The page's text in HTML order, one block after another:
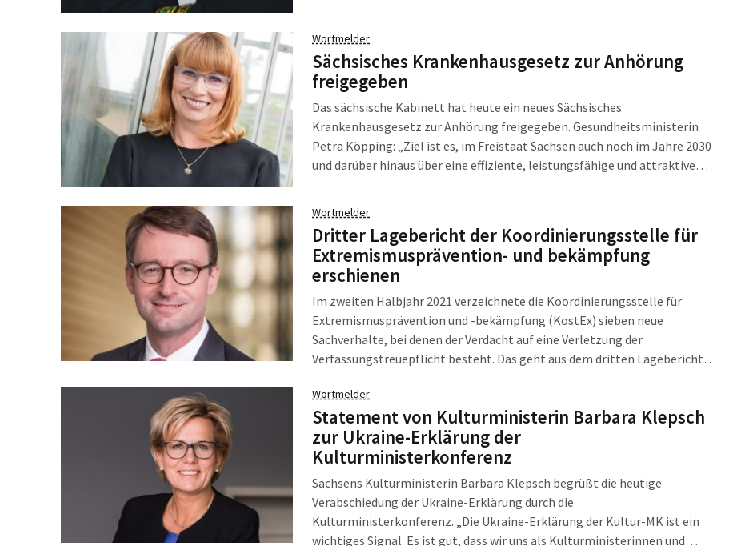
Wortmelder
Sächsisches Krankenhausgesetz zur Anhörung
freigegeben
Das sächsische Kabinett hat heute ein neues Sächsisches
Krankenhausgesetz zur Anhörung freigegeben. Gesundheitsministerin
Petra Köpping: „Ziel ist es, im Freistaat Sachsen auch noch im Jahre 2030
und darüber hinaus über eine effiziente, leistungsfähige und attraktive
Patienten bietet. Wir wollen, […]
Wortmelder
Dritter Lagebericht der Koordinierungsstelle für
Extremismusprävention- und bekämpfung
erschienen
Im zweiten Halbjahr 2021 verzeichnete die Koordinierungsstelle für
Extremismusprävention und -bekämpfung (KostEx) sieben neue
Sachverhalte, bei denen der Verdacht auf eine Verletzung der
Verfassungstreuepflicht besteht. Das geht aus dem dritten Lagebericht
vorherigen Berichtsstichtag 30. Juni 2021 an und betrachte die
Entwicklungen bis […]
Wortmelder
Statement von Kulturministerin Barbara Klepsch
zur Ukraine-Erklärung der
Kulturministerkonferenz
Sachsens Kulturministerin Barbara Klepsch begrüßt die heutige
Verabschiedung der Ukraine-Erklärung durch die
Kulturministerkonferenz. „Die Ukraine-Erklärung der Kultur-MK ist ein
wichtiges Signal. Es ist gut, dass wir uns als Kulturministerinnen und